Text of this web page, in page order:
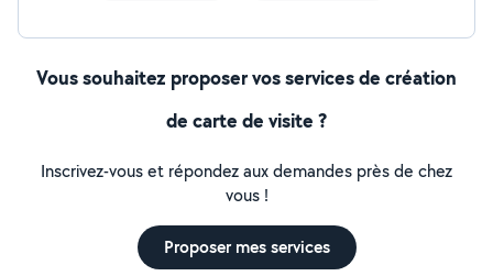
Vous souhaitez proposer vos services de création
de carte de visite ?
Inscrivez-vous et répondez aux demandes près de chez
vous !
Proposer mes services